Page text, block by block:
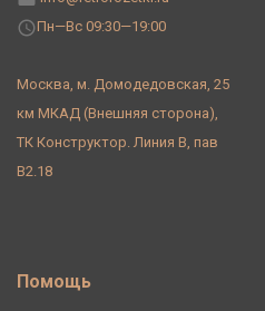
Пн—Вс 09:30—19:00
Москва, м. Домодедовская, 25
км МКАД (Внешняя сторона),
ТК Конструктор. Линия В, пав
В2.18
Помощь